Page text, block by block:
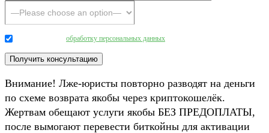
обработку персональных данных
Внимание! Лже-юристы повторно разводят на деньги
по схеме возврата якобы через криптокошелёк.
Жертвам обещают услуги якобы БЕЗ ПРЕДОПЛАТЫ,
после вымогают перевести биткойны для активации